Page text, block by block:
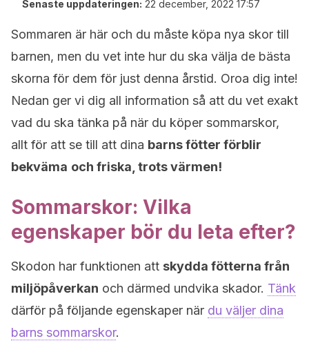
Senaste uppdateringen: 22 december, 2022 17:57
Sommaren är här och du måste köpa nya skor till
barnen, men du vet inte hur du ska välja de bästa
skorna för dem för just denna årstid. Oroa dig inte!
Nedan ger vi dig all information så att du vet exakt
vad du ska tänka på när du köper sommarskor,
allt för att se till att dina barns fötter förblir
bekväma och friska, trots värmen!
Sommarskor: Vilka
egenskaper bör du leta efter?
Skodon har funktionen att skydda fötterna från
miljöpåverkan och därmed undvika skador. Tänk
därför på följande egenskaper när du väljer dina
barns sommarskor.